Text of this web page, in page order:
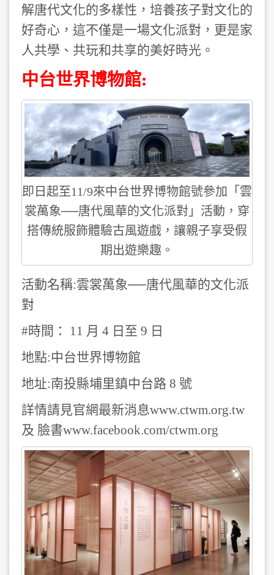
解唐代文化的多樣性， 培養孩子對文化的
好奇心 ， 這不僅是一場文化派對 ， 更是家
人共學、共玩和共享的美好時光 。
中台世界博物館:
即日起至11/9來中台世界博物館號參加「雲
裳萬象──唐代風華的文化派對」活動，穿
搭傳統服飾體驗古風遊戲，讓親子享受假
期出遊樂趣。
活動名稱:雲裳萬象──唐代風華的文化派
對
#時間： 11 月 4 日至 9 日
地點:中台世界博物館
地址:南投縣埔里鎮中台路 8 號
詳情請見官網最新消息www.ctwm.org.tw
及 臉書www.facebook.com/ctwm.org